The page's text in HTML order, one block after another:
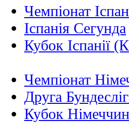
Чемпіонат
Іспанія Сегунда
Кубок Іспанії
Чемпіонат
Друга
Кубок